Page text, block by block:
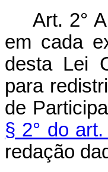
Art. 2°
em cada
desta Lei
para
de
§ 2° do
redação